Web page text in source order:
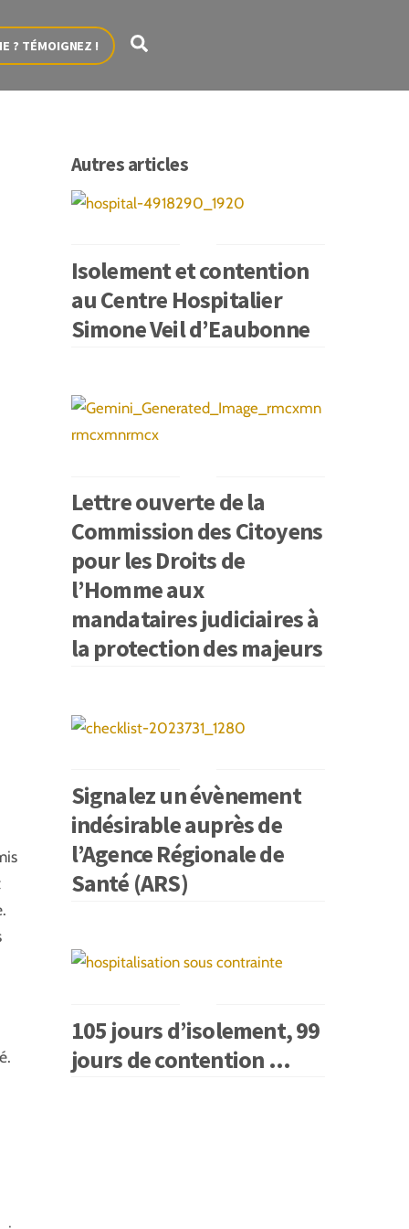
? TÉMOIGNEZ !
Autres articles
Isolement et contention
au Centre Hospitalier
Simone Veil d’Eaubonne
Lettre ouverte de la
Commission des Citoyens
pour les Droits de
l’Homme aux
mandataires judiciaires à
la protection des majeurs
Signalez un évènement
indésirable auprès de
l’Agence Régionale de
Santé (ARS)
105 jours d’isolement, 99
jours de contention …